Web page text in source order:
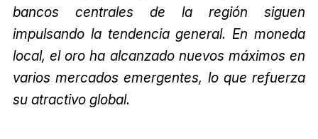
bancos centrales de la región siguen
impulsando la tendencia general. En moneda
local, el oro ha alcanzado nuevos máximos en
varios mercados emergentes, lo que refuerza
su atractivo global.